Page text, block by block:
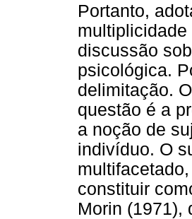
Portanto,
discussão
psicológica.
delimitação.
questão é a
a noção de
indivíduo. O
constituir
Morin (1971),